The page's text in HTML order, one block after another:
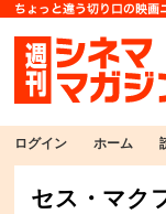
ログイン ホーム
セス・マク